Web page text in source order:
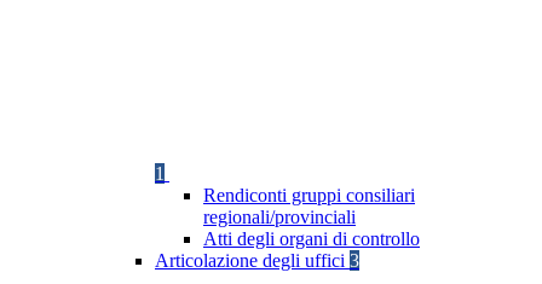
1
Rendiconti gruppi consiliari
regionali/provinciali
Atti degli organi di controllo
Articolazione degli uffici 3